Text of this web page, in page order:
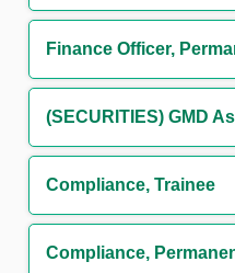
Finance Officer,
(SECURITIES) GMD
Compliance, Trainee
Compliance,